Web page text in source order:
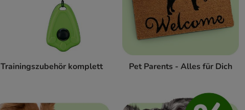
Trainingszubehör komplett Pet Parents - Alles für Dich